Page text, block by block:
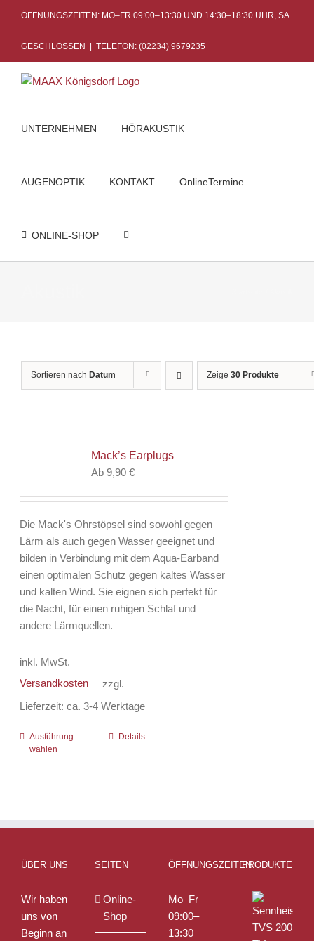
content
ÖFFNUNGSZEITEN: MO–FR 09:00–13:30 UND 14:30–18:30 UHR, SA
GESCHLOSSEN TELEFON: (02234) 9679235
UNTERNEHMEN HÖRAKUSTIK
AUGENOPTIK KONTAKT OnlineTermine
ONLINE-SHOP
Sortieren nach Datum Zeige 30 Produkte
Mack’s Earplugs
Ab 9,90€
Die Mack's Ohrstöpsel sind sowohl gegen
Lärm als auch gegen Wasser geeignet und
bilden in Verbindung mit dem Aqua-Earband
einen optimalen Schutz gegen kaltes Wasser
und kalten Wind. Sie eignen sich perfekt für
die Nacht, für einen ruhigen Schlaf und
andere Lärmquellen.
inkl. MwSt.
zzgl.
Versandkosten
Lieferzeit:ca. 3-4 Werktage
Ausführung
wählen
Dieses
der
Produktseite
Details
ÜBER UNS
Wir haben
uns von
Beginn an
SEITEN
Online-
Shop
ÖFFNUNGSZEITEN
Mo–Fr
09:00–
13:30
PRODUKTE